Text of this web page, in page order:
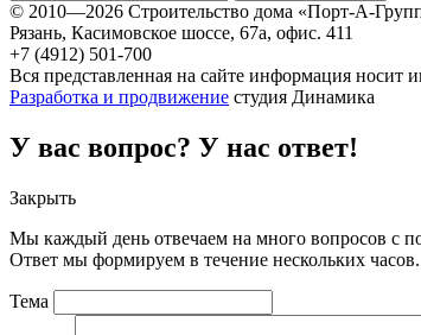
© 2010—2026 Строительство дома «Порт-А-
Рязань, Касимовское шоссе, 67а, офиc. 411
+7 (4912) 501-700
Вся представленная на сайте информация
Разработка и продвижение студия Динамика
У вас вопрос? У нас ответ!
Закрыть
Мы каждый день отвечаем на много вопросов с
Ответ мы формируем в течение нескольких часов.
Тема